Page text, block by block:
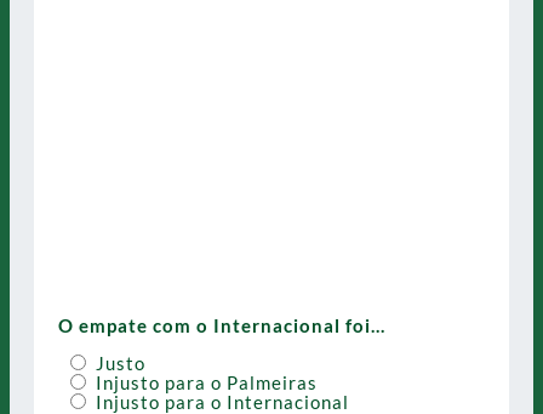
O empate com o Internacional foi…
Justo
Injusto para o Palmeiras
Injusto para o Internacional